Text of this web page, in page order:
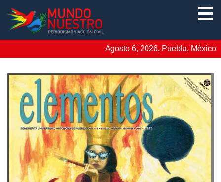
Agosto 6, 2026, Puebla, México